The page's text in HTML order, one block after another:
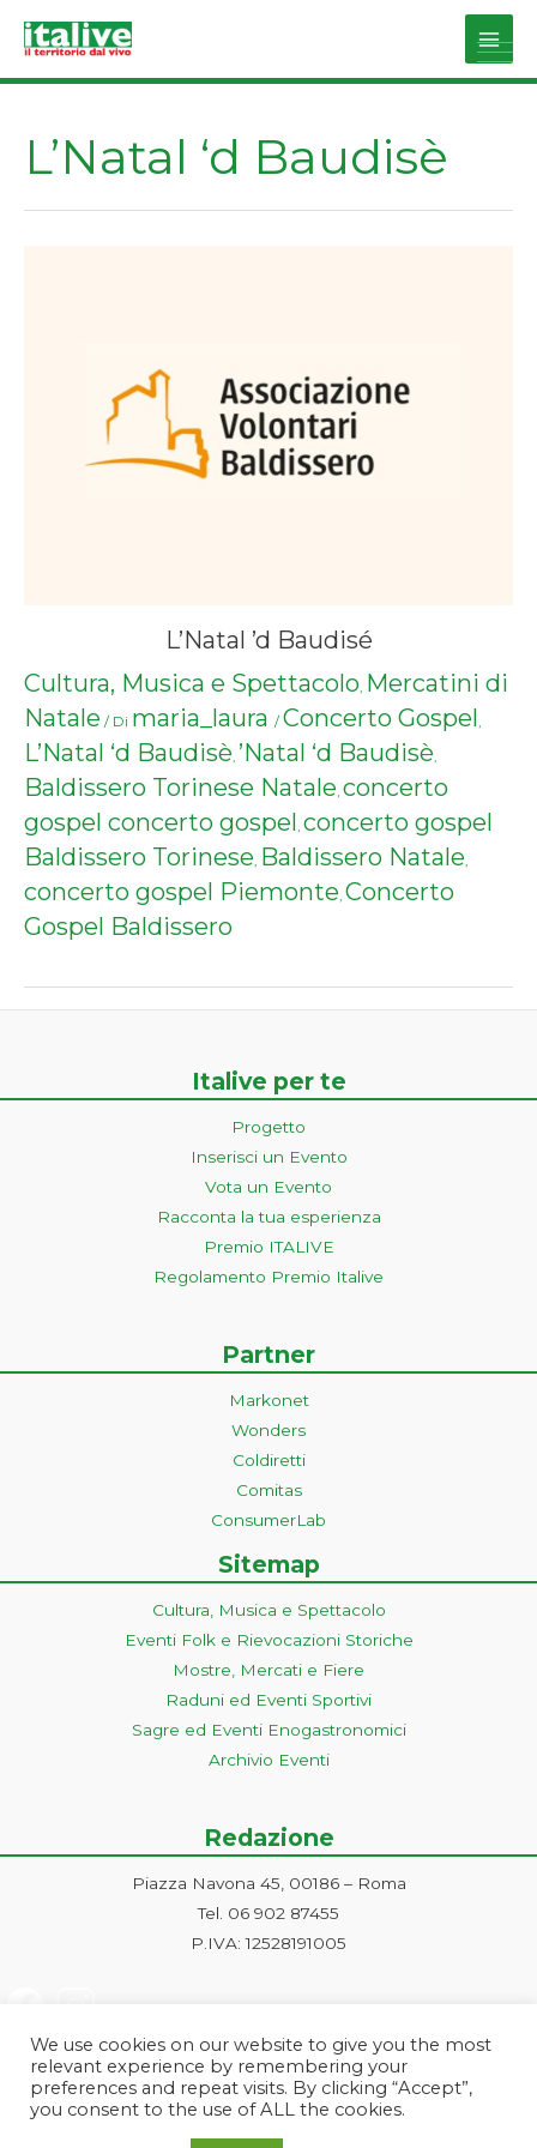
Main
L’Natal ‘d Baudisè
L’Natal ’d Baudisé
Cultura, Musica e Spettacolo, Mercatini di
Natale / Di maria_laura / Concerto Gospel ,
L’Natal ‘d Baudisè, ’Natal ‘d Baudisè,
Baldissero Torinese Natale, concerto
gospel concerto gospel , concerto gospel
Baldissero Torinese, Baldissero Natale,
concerto gospel Piemonte, Concerto
Gospel Baldissero
Italive per te
Progetto
Inserisci un Evento
Vota un Evento
Racconta la tua esperienza
Premio ITALIVE
Regolamento Premio Italive
Partner
Markonet
Wonders
Coldiretti
Comitas
ConsumerLab
Sitemap
Cultura, Musica e Spettacolo
Eventi Folk e Rievocazioni Storiche
Mostre, Mercati e Fiere
Raduni ed Eventi Sportivi
Sagre ed Eventi Enogastronomici
Archivio Eventi
Redazione
Piazza Navona 45, 00186 – Roma
Tel. 06 902 87455
P.IVA: 12528191005
We use cookies on our website to give you the most
relevant experience by remembering your
preferences and repeat visits. By clicking “Accept”,
you consent to the use of ALL the cookies.